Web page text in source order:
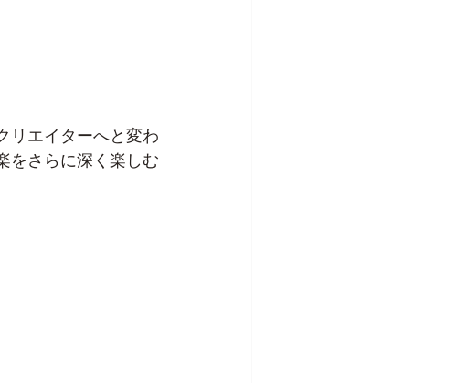
リエイターへと変わ
をさらに深く楽しむ